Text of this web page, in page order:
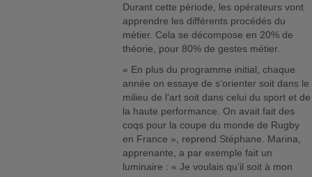
Durant cette période, les opérateurs vont
apprendre les différents procédés du
métier. Cela se décompose en 20% de
théorie, pour 80% de gestes métier.
« En plus du programme initial, chaque
année on essaye de s’orienter soit dans le
milieu de l’art soit dans celui du sport et de
la haute performance. On avait fait des
coqs pour la coupe du monde de Rugby
en France », reprend Stéphane. Marina,
apprenante, a par exemple fait un
luminaire : « Je voulais qu’il soit à mon